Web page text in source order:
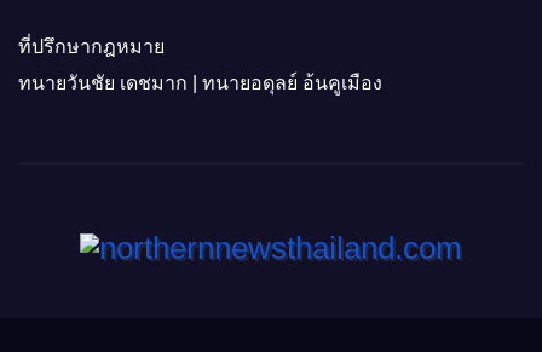
ที่ปรึกษากฎหมาย
ทนายวันชัย เดชมาก | ทนายอดุลย์ อ้นคูเมือง